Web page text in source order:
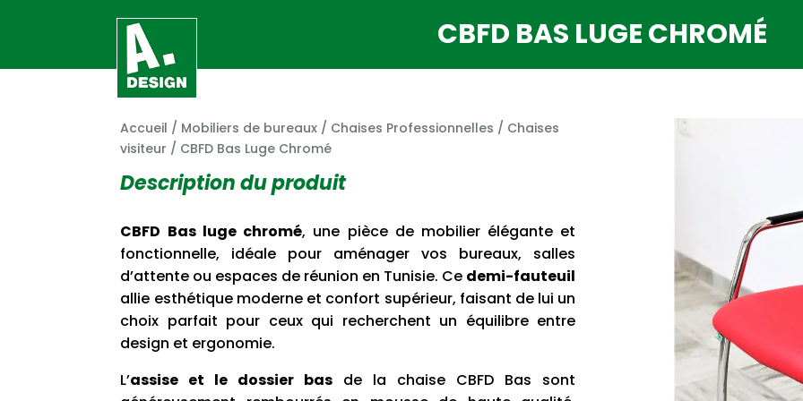
CBFD BAS LUGE CHROMÉ
Accueil / Mobiliers de bureaux / Chaises Professionnelles / Chaises
visiteur / CBFD Bas Luge Chromé
Description du produit
CBFD Bas luge chromé, une pièce de mobilier élégante et
fonctionnelle, idéale pour aménager vos bureaux, salles
d’attente ou espaces de réunion en Tunisie. Ce demi-fauteuil
allie esthétique moderne et confort supérieur, faisant de lui un
choix parfait pour ceux qui recherchent un équilibre entre
design et ergonomie.
L’assise et le dossier bas de la chaise CBFD Bas sont